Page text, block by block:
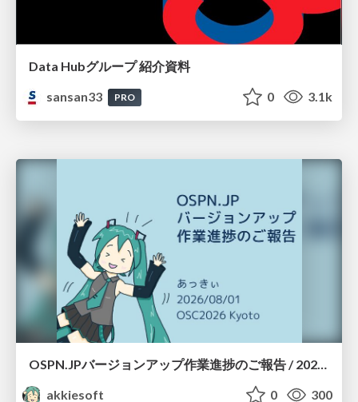
Data Hubグループ 紹介資料
sansan33
PRO 0 3.1k
akkiesoft
0 300